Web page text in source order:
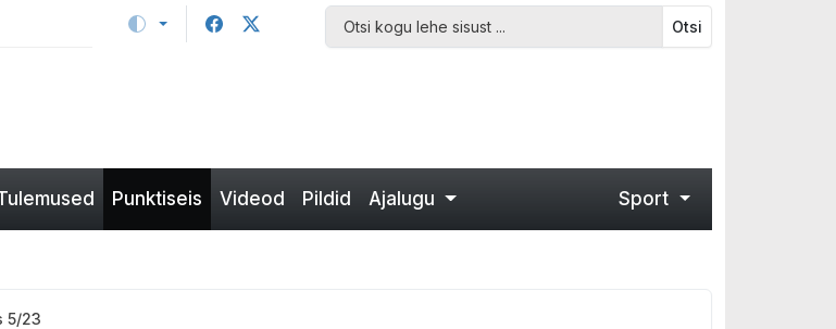
Otsi
Punktiseis Videod Pildid Ajalugu Sport
5/23